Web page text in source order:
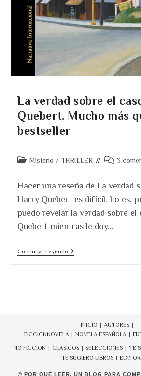
La verdad sobre el
Quebert. Mucho más
bestseller
Categoría
entrada:
Misterio / THRILLER
Comentarios
entrada:
3
Hacer una reseña de La verdad
Harry Quebert es difícil. Lo es,
puedo revelar la verdad sobre el
Quebert mientras le doy…
Continuar LeyendoLa
Bestseller
INICIO
AUTORES
FICCIÓNNOVELA NOVELA ESPAÑOLA
NO FICCIÓN
CLÁSICOS SELECCIONES
TE
TE SUGIERO LIBROS
© POR QUÉ LEER. UN BLOG PARA